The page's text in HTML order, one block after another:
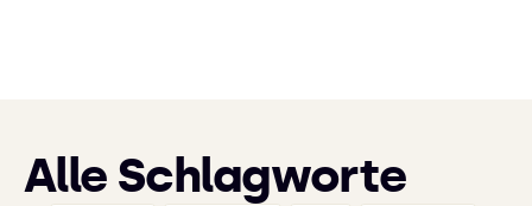
Alle Schlagworte